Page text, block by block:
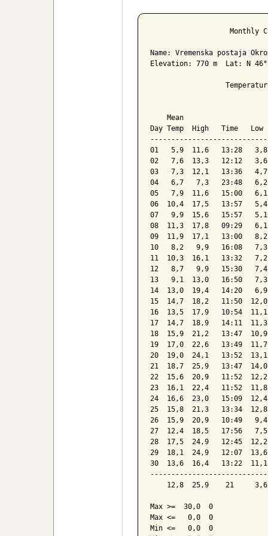
Poročilo za
Monthly
Elevation: 770 m  Lat: N
Mean
Day Temp  High   Time
01   5,9  11,6   13:28
02   7,6  13,3   12:12
03   7,3  12,1   13:36
04   6,7   7,3   23:48
05   7,9  11,6   15:00
06  10,4  17,5   13:57
07   9,9  15,6   15:57
08  11,3  17,8   09:29
09  11,9  17,1   13:00
10   8,2   9,9   16:08
11  10,3  16,1   13:32
12   8,7   9,9   15:30
13   9,1  13,0   16:50
14  13,0  19,4   14:20
15  14,7  18,2   11:50
16  13,5  17,9   10:54
17  14,7  18,9   14:11
18  15,9  21,2   13:47
19  17,0  22,6   13:49
20  19,0  24,1   13:52
21  18,7  25,9   13:47
22  15,6  20,9   11:52
23  16,1  22,4   11:52
24  16,6  23,0   15:09
25  15,8  21,3   13:34
26  15,9  20,9   10:49
27  12,4  18,5   17:56
28  17,5  24,9   12:45
29  18,1  24,9   12:07
30  13,6  16,4   13:22
12,8  25,9    21
Max >=  30,0  0